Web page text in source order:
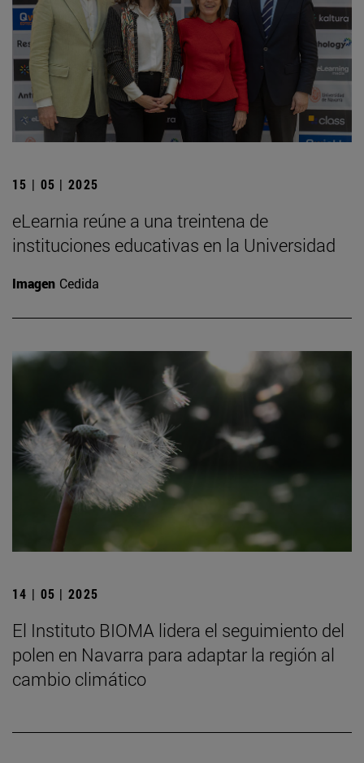
15 | 05 | 2025
eLearnia reúne a una treintena de
instituciones educativas en la Universidad
Imagen Cedida
14 | 05 | 2025
El Instituto BIOMA lidera el seguimiento del
polen en Navarra para adaptar la región al
cambio climático